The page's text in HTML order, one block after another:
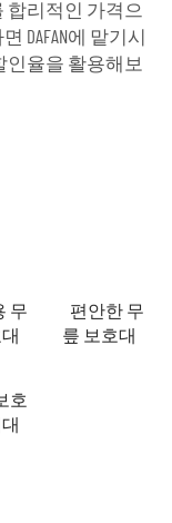
합리적인 가격으
DAFAN에 맡기시
인율을 활용해보
무
편안한 무
릎 보호대
호